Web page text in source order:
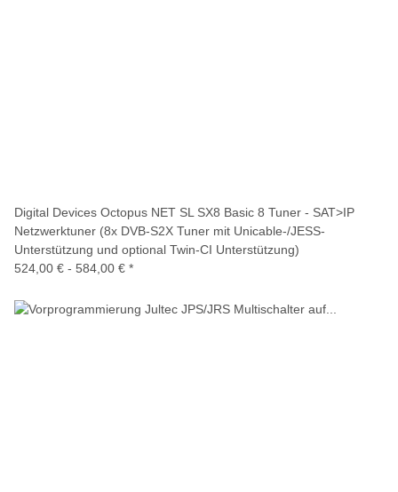
Digital Devices Octopus NET SL SX8 Basic 8 Tuner - SAT>IP
Netzwerktuner (8x DVB-S2X Tuner mit Unicable-/JESS-
Unterstützung und optional Twin-CI Unterstützung)
524,00 € - 584,00 € *